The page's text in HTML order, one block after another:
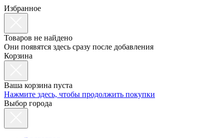
Избранное
Товаров не найдено
Они появятся здесь сразу после добавления
Корзина
Ваша корзина пуста
Нажмите здесь, чтобы продолжить покупки
Выбор города